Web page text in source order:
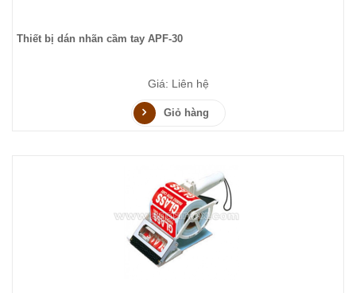
Thiết bị dán nhãn cầm tay APF-30
Giá: Liên hệ
Giỏ hàng